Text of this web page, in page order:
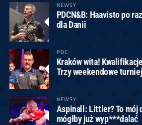
NEWSY
PDCN&B: Haavisto po
dla Danii
PDC
Kraków wita!
Trzy weekendowe
NEWSY
Aspinall: Littler? To mój
mógłby już wyp***dalać